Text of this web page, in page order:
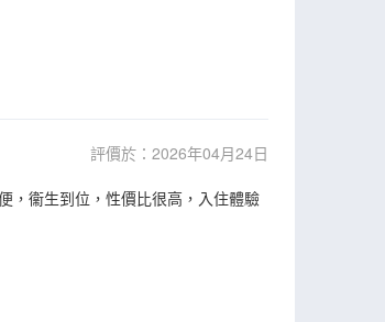
評價於：2026年04月24日
，衞生到位，性價比很高，入住體驗